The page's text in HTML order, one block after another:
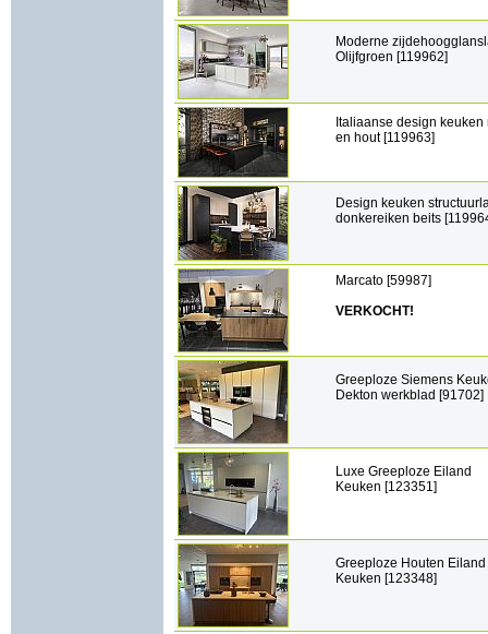
Moderne
Olijfgroen [119962]
Italiaanse design keuken
en hout [119963]
Design keuken
donkereiken beits
Marcato [59987]
VERKOCHT!
Greeploze Siemens
Dekton werkblad [91702]
Luxe Greeploze Eiland
Keuken [123351]
Greeploze Houten Eiland
Keuken [123348]